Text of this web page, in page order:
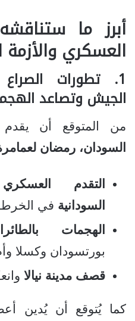
أبرز ما
العسكري والأزمة
1. تطورات
الجيش وتصاعد
من المتوقع أن يقدم
السودان، رمضان
التقدم
السودانية في
الهجمات
بورتسودان وكسلا
قصف مدينة نيالا
كما يُتوقع أن يُدين